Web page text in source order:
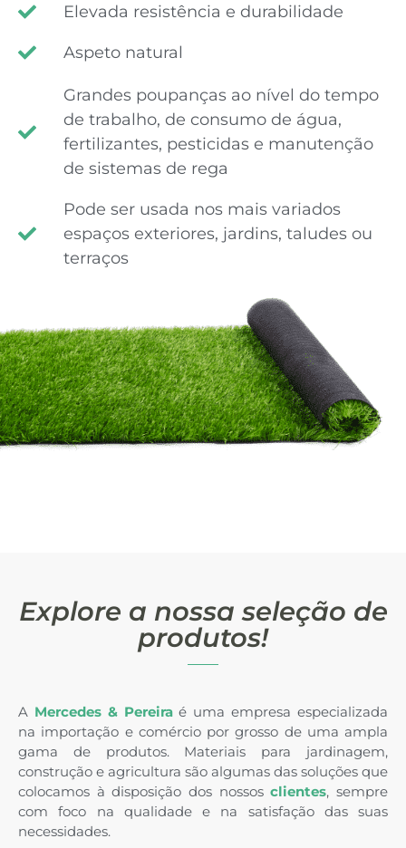
Elevada resistência e durabilidade
Aspeto natural
Grandes poupanças ao nível do tempo
de trabalho, de consumo de água,
fertilizantes, pesticidas e manutenção
de sistemas de rega
Pode ser usada nos mais variados
espaços exteriores, jardins, taludes ou
terraços
Explore a nossa seleção de
produtos!
A Mercedes & Pereiraé uma empresa especializada
na importação e comércio por grosso de uma ampla
gama de produtos. Materiais para jardinagem,
construção e agricultura são algumas das soluções que
colocamos à disposição dos nossosclientes, sempre
com foco na qualidade e na satisfação das suas
necessidades.